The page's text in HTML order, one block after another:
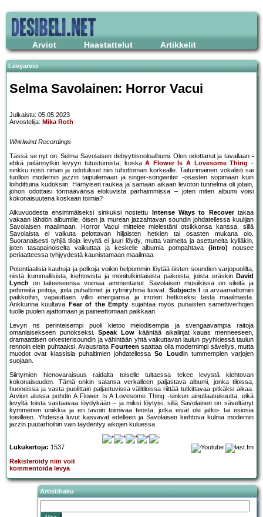
Arviot Haastattelut Artikkelit
Levyarvio
Selma Savolainen: Horror Vacui
Julkaistu: 05.05.2023
Arvostelija: Mika Roth
Whirlwind Recordings
Tässä se nyt on: Selma Savolaisen debyyttisooloalbumi. Olen odottanut ja tavallaan
ehkä pelännytkin levyyn tutustumista, koskaA Flower Is A Lovesome Thing -
sinkku nosti riman ja odotukset niin tuhottoman korkealle. Taiturimainen vokalisti sai
tuolloin modernin jazzin taipuilemaan ja singer-songwriter -osasten sopimaan kuin
loihdittuina kudoksiin. Hämyisen raukea ja samaan aikaan levoton tunnelma oli jotain,
johon odottaisi törmäävänsä elokuvista parhaimmissa – joten miten albumi voisi
kokonaisuutena koskaan toimia?
Alkuvuodesta ensimmäiseksi sinkuksi nostettu
Intense Ways to Recovertakaa
vakaan lähdön albumille, öisen ja murean jazzahtavan soundin johdatellessa kuulijan
Savolaisen maailmaan. Horror Vacui mittelee mielestäni otsikkonsa kanssa, sillä
Savolaista ei vaikuta pelottavan hiljaisten hetkien tai osasten mukana olo.
Suoranaisesti tyhjiä tiloja levyltä ei juuri löydy, mutta vaimeita ja asettuneita kylläkin,
joten tasapainoiselta vaikuttaa ja keskelle albumia pompahtava(intro) nousee
periaatteessa tyhjyydestä kaunistamaan maailmaa.
Potentiaalisia kauhuja ja pelkoja voikin helpommin löytää öisten soundien varjopuolilta,
niistä kummallisista, kiehtovista ja monitulkintaisista paikoista, joista eräskin David
Lynch on taiteeseensa voimaa ammentanut. Savolaisen musiikissa on sileitä ja
pehmeitä pintoja, joita puhaltimet ja rytmiryhmä luovat. Subjects I
ui arvaamattomiin
paikkoihin, vapauttaen villin energiansa ja irroten hetkiseksi tästä maailmasta.
Ankkurina kuultava
Fear of the Empty sujahtaa myös punaisten samettiverhojen
tuolle puolen ajattomaan ja paineettomaan paikkaan.
Levyn ns perinteisempi puoli kietoo melodisempia ja svengaavampia raitoja
omanlaisekseen punokseksi.Speak Low kääntää aikalinjat kauas menneeseen,
dramaattisen orkesterisoundin ja vähintään yhtä vaikuttavan laulun pyyhkiessä taulun
rennoin elein puhtaaksi. Avausraita Fourteen saattaa olla modernimpi sävellys, mutta
muodot ovat klassisia puhaltimien johdatellessaSo Loudin tummempien varjojen
suojaan.
Siirtymien hienovaraisuus raidalta toiselle tultaessa tekee levystä kiehtovan
kokonaisuuden. Tämä onkin salansa verkalleen paljastava albumi, jonka tiloissa,
huoneissa ja vasta puolittain paljastuvissa välitiloissa riittää tutkittavaa pitkäksi aikaa.
Arvion alussa pohdin A Flower Is A Lovesome Thing -sinkun ainutlaatuisuutta, eikä
levyltä toista vastaavaa löydykään – ja miksi löytyisi, sillä Savolainen on säveltänyt
kymmenen uniikkia ja eri tavoin toimivaa teosta, jotka eivät ole jatko- tai esiosia
toisilleen. Yhdessä luvut kasvavat edelleen ja Savolaisen kiehtova kulma modernin
jazzin puutarhoihin vain täydentyy aikojen kuluessa.
Lukukertoja: 1537
Rekisteröidy niin voit
kommentoida levyä
Artistihaku